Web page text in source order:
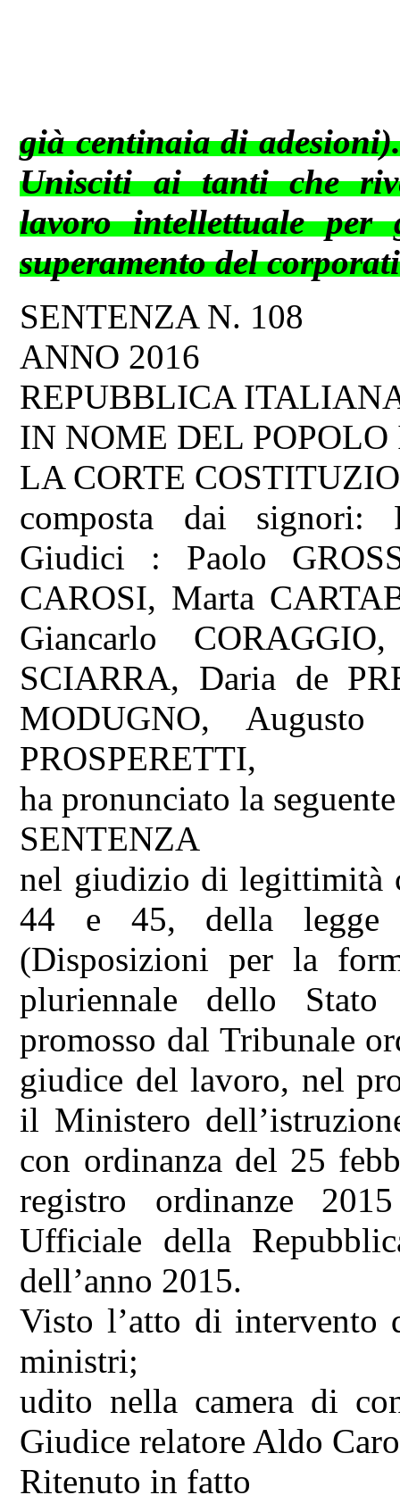
già centinaia di
Unisciti ai tanti che
lavoro intellettuale
superamento del
SENTENZA N. 108
ANNO 2016
REPUBBLICA
IN NOME DEL
LA CORTE
composta dai signori:
Giudici : Paolo
CAROSI, Marta
Giancarlo
SCIARRA, Daria de
MODUGNO,
PROSPERETTI,
ha pronunciato la seguente
SENTENZA
nel giudizio di legittimità
44 e 45, della legge
(Disposizioni per la
pluriennale dello
promosso dal Tribunale
giudice del lavoro, nel
il Ministero
con ordinanza del 25
registro ordinanze
Ufficiale della
dell’anno 2015.
Visto l’atto di intervento
ministri;
udito nella camera di
Giudice relatore Aldo
Ritenuto in fatto